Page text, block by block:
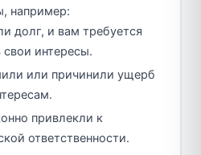
например:
долг, и вам требуется
свои интересы.
или причинили ущерб
привлекли к
ответственности.